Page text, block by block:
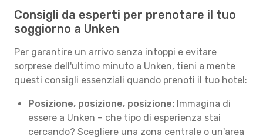
Consigli da esperti per prenotare il tuo
soggiorno a Unken
Per garantire un arrivo senza intoppi e evitare
sorprese dell'ultimo minuto a Unken, tieni a mente
questi consigli essenziali quando prenoti il tuo hotel:
Posizione, posizione, posizione: Immagina di
essere a Unken – che tipo di esperienza stai
cercando? Scegliere una zona centrale o un'area